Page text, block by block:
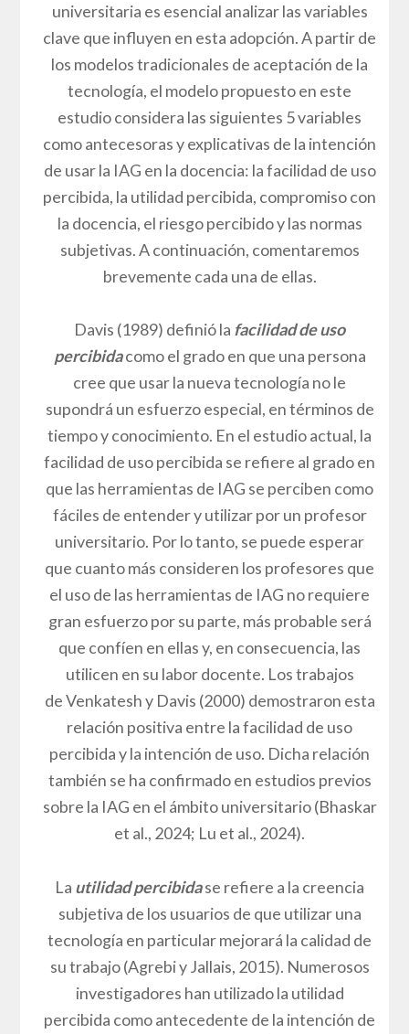
universitaria es esencial analizar las variables
clave que influyen en esta adopción. A partir de
los modelos tradicionales de aceptación de la
tecnología, el modelo propuesto en este
estudio considera las siguientes 5 variables
como antecesoras y explicativas de la intención
de usar la IAG en la docencia: la facilidad de uso
percibida, la utilidad percibida, compromiso con
la docencia, el riesgo percibido y las normas
subjetivas. A continuación, comentaremos
brevemente cada una de ellas.
Davis (1989) definió la facilidad de uso
percibidacomo el grado en que una persona
cree que usar la nueva tecnología no le
supondrá un esfuerzo especial, en términos de
tiempo y conocimiento. En el estudio actual, la
facilidad de uso percibida se refiere al grado en
que las herramientas de IAG se perciben como
fáciles de entender y utilizar por un profesor
universitario. Por lo tanto, se puede esperar
que cuanto más consideren los profesores que
el uso de las herramientas de IAG no requiere
gran esfuerzo por su parte, más probable será
que confíen en ellas y, en consecuencia, las
utilicen en su labor docente. Los trabajos
de Venkatesh y Davis (2000) demostraron esta
relación positiva entre la facilidad de uso
percibida y la intención de uso. Dicha relación
también se ha confirmado en estudios previos
sobre la IAG en el ámbito universitario (Bhaskar
et al., 2024; Lu et al., 2024).
La utilidad percibidase refiere a la creencia
subjetiva de los usuarios de que utilizar una
tecnología en particular mejorará la calidad de
su trabajo (Agrebi y Jallais, 2015). Numerosos
investigadores han utilizado la utilidad
percibida como antecedente de la intención de